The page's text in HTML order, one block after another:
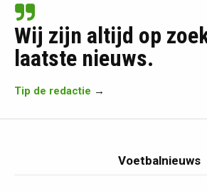
Wij zijn altijd op
laatste nieuws.
Tip de redactie →
Voetbalnieuws